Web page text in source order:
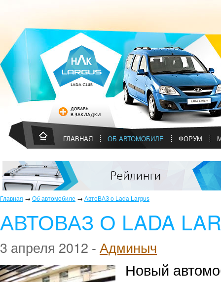
ГЛАВНАЯ ОБ АВТОМОБИЛЕ ФОРУМ
Главная → Об автомобиле → АвтоВАЗ о Lada Largus
АВТОВАЗ О LADA
3 апреля 2012 - Админыч
Новый